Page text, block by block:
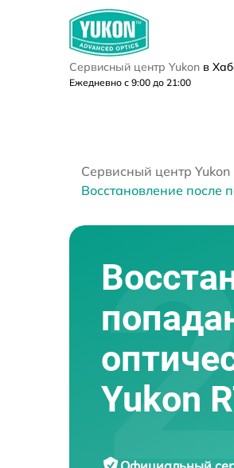
Сервисный центр Yukon в
Ежедневно с 9:00 до 21:00
Сервисный центр Yukon
Восстановление после
Yukon